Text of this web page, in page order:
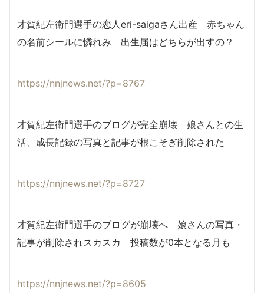
才賀紀左衛門選手の恋人eri-saigaさん出産 赤ちゃん
の名前シールに憐れみ 出生届はどちらが出すの？
https://nnjnews.net/?p=8767
才賀紀左衛門選手のブログが完全崩壊 娘さんとの生
活、成長記録の写真と記事が根こそぎ削除された
https://nnjnews.net/?p=8727
才賀紀左衛門選手のブログが崩壊へ 娘さんの写真・
記事が削除されスカスカ 投稿数が0本となる月も
https://nnjnews.net/?p=8605